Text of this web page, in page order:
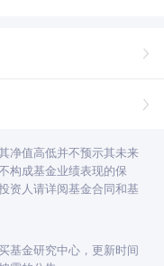
净值高低并不预示其未来
构成基金业绩表现的保
资人请详阅基金合同和基
基金研究中心，更新时间